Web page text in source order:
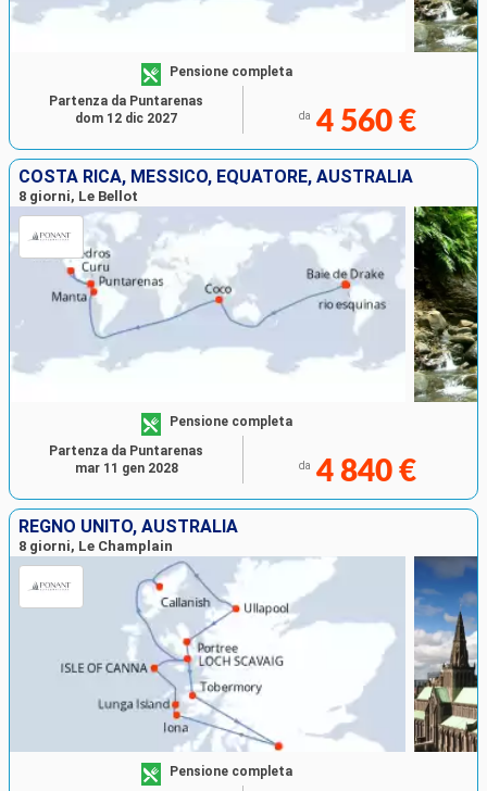
Pensione completa
da 4 560 €
Partenza da Puntarenas
dom 12 dic 2027
COSTA RICA, MESSICO, EQUATORE, AUSTRALIA
8 giorni, Le Bellot
Pensione completa
da 4 840 €
Partenza da Puntarenas
mar 11 gen 2028
REGNO UNITO, AUSTRALIA
8 giorni, Le Champlain
Pensione completa